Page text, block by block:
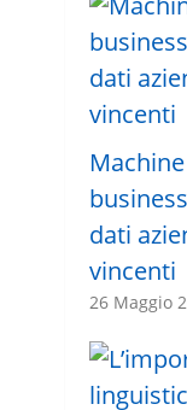
dati
vincenti
26 Maggio